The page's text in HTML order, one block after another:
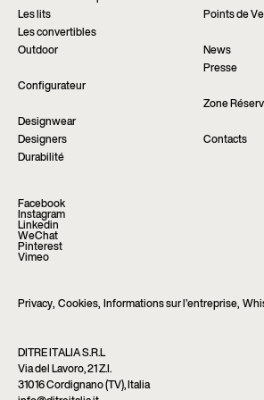
Les lits
Points de
Les convertibles
Outdoor
News
Presse
Configurateur
Zone
Designwear
Designers
Contacts
Durabilité
Facebook
Instagram
Linkedin
WeChat
Pinterest
Vimeo
Privacy, Cookies, Informations sur l’entreprise,
DITRE ITALIA S.R.L
Via del Lavoro, 21 Z.I.
31016 Cordignano (TV), Italia